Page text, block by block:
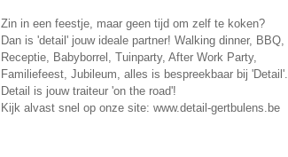
Zin in een feestje, maar geen tijd om zelf te koken?
Dan is 'detail' jouw ideale partner! Walking dinner, BBQ,
Receptie, Babyborrel, Tuinparty, After Work Party,
Familiefeest, Jubileum, alles is bespreekbaar bij 'Detail'.
Detail is jouw traiteur 'on the road'!
Kijk alvast snel op onze site: www.detail-gertbulens.be